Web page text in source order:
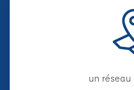
un réseau